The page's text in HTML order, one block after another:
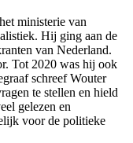
ministerie van
Hij ging aan de
van Nederland.
Tot 2020 was hij ook
schreef Wouter
te stellen en hield
gelezen en
voor de politieke